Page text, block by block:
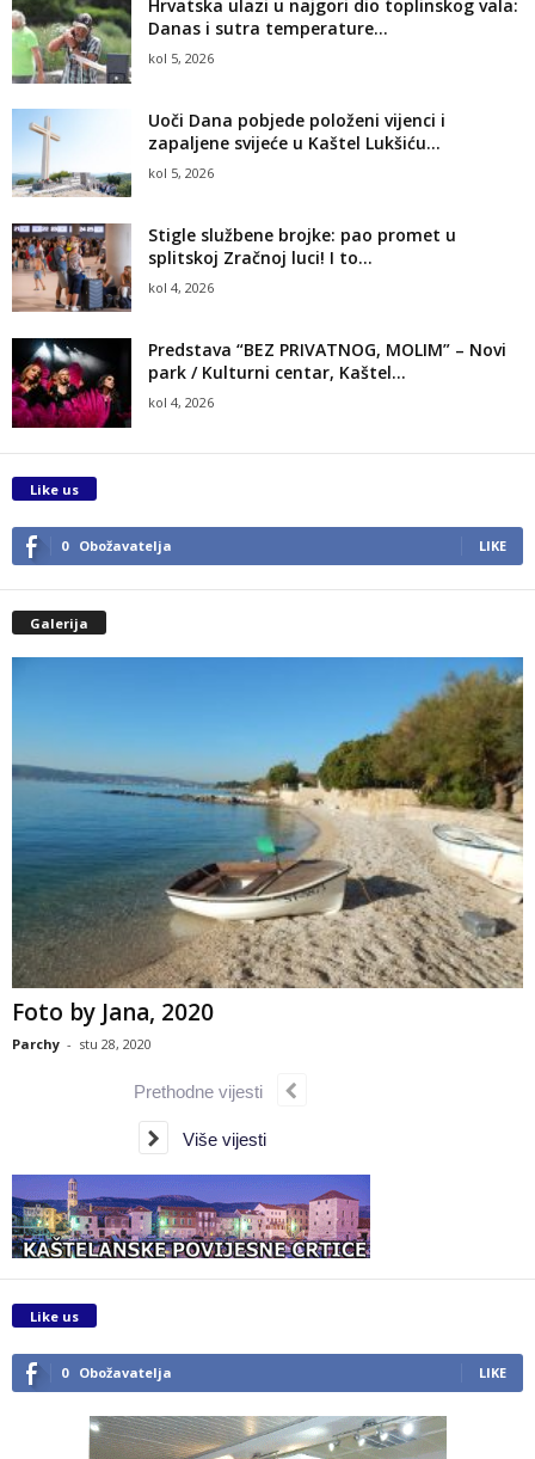
Hrvatska ulazi u najgori dio toplinskog vala:
Danas i sutra temperature...
kol 5, 2026
Uoči Dana pobjede položeni vijenci i
zapaljene svijeće u Kaštel Lukšiću...
kol 5, 2026
Stigle službene brojke: pao promet u
splitskoj Zračnoj luci! I to...
kol 4, 2026
Predstava “BEZ PRIVATNOG, MOLIM” – Novi
park / Kulturni centar, Kaštel...
kol 4, 2026
Like us
0 Obožavatelja LIKE
Galerija
Foto by Jana, 2020
Parchy - stu 28, 2020
Prethodne vijesti
Više vijesti
Like us
0 Obožavatelja LIKE